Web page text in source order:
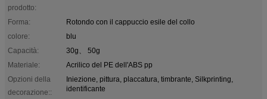
prodotto:
Forma:
Rotondo con il cappuccio esile del collo
colore:
blu
Capacità:
30g、 50g
Materiale:
Acrilico del PE dell'ABS pp
Opzioni della
decorazione::
Iniezione, pittura, placcatura, timbrante, Silkprinting,
identificante